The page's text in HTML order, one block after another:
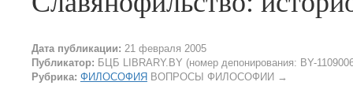
Дата публикации: 21 февраля 2005
Публикатор: БЦБ LIBRARY.BY (номер депонирования: BY-
Рубрика: ФИЛОСОФИЯ ВОПРОСЫ ФИЛОСОФИИ →